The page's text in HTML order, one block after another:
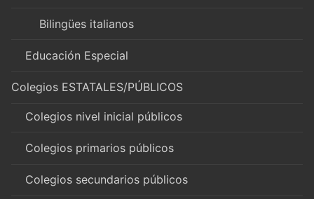
Bilingües italianos
Educación Especial
Colegios ESTATALES/PÚBLICOS
Colegios nivel inicial públicos
Colegios primarios públicos
Colegios secundarios públicos